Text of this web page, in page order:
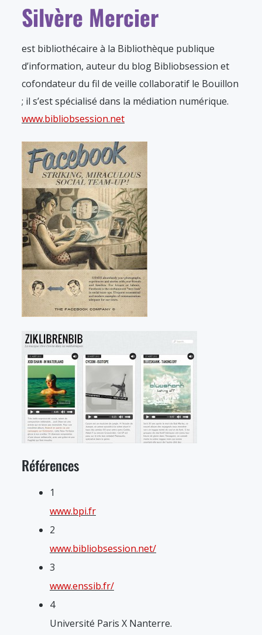
Silvère Mercier
est bibliothécaire à la Bibliothèque publique
d’information, auteur du blog Bibliobsession et
cofondateur du fil de veille collaboratif le Bouillon
; il s’est spécialisé dans la médiation numérique.
www.bibliobsession.net
Références
1
www.bpi.fr
2
www.bibliobsession.net/
3
www.enssib.fr/
4
Université Paris X Nanterre.